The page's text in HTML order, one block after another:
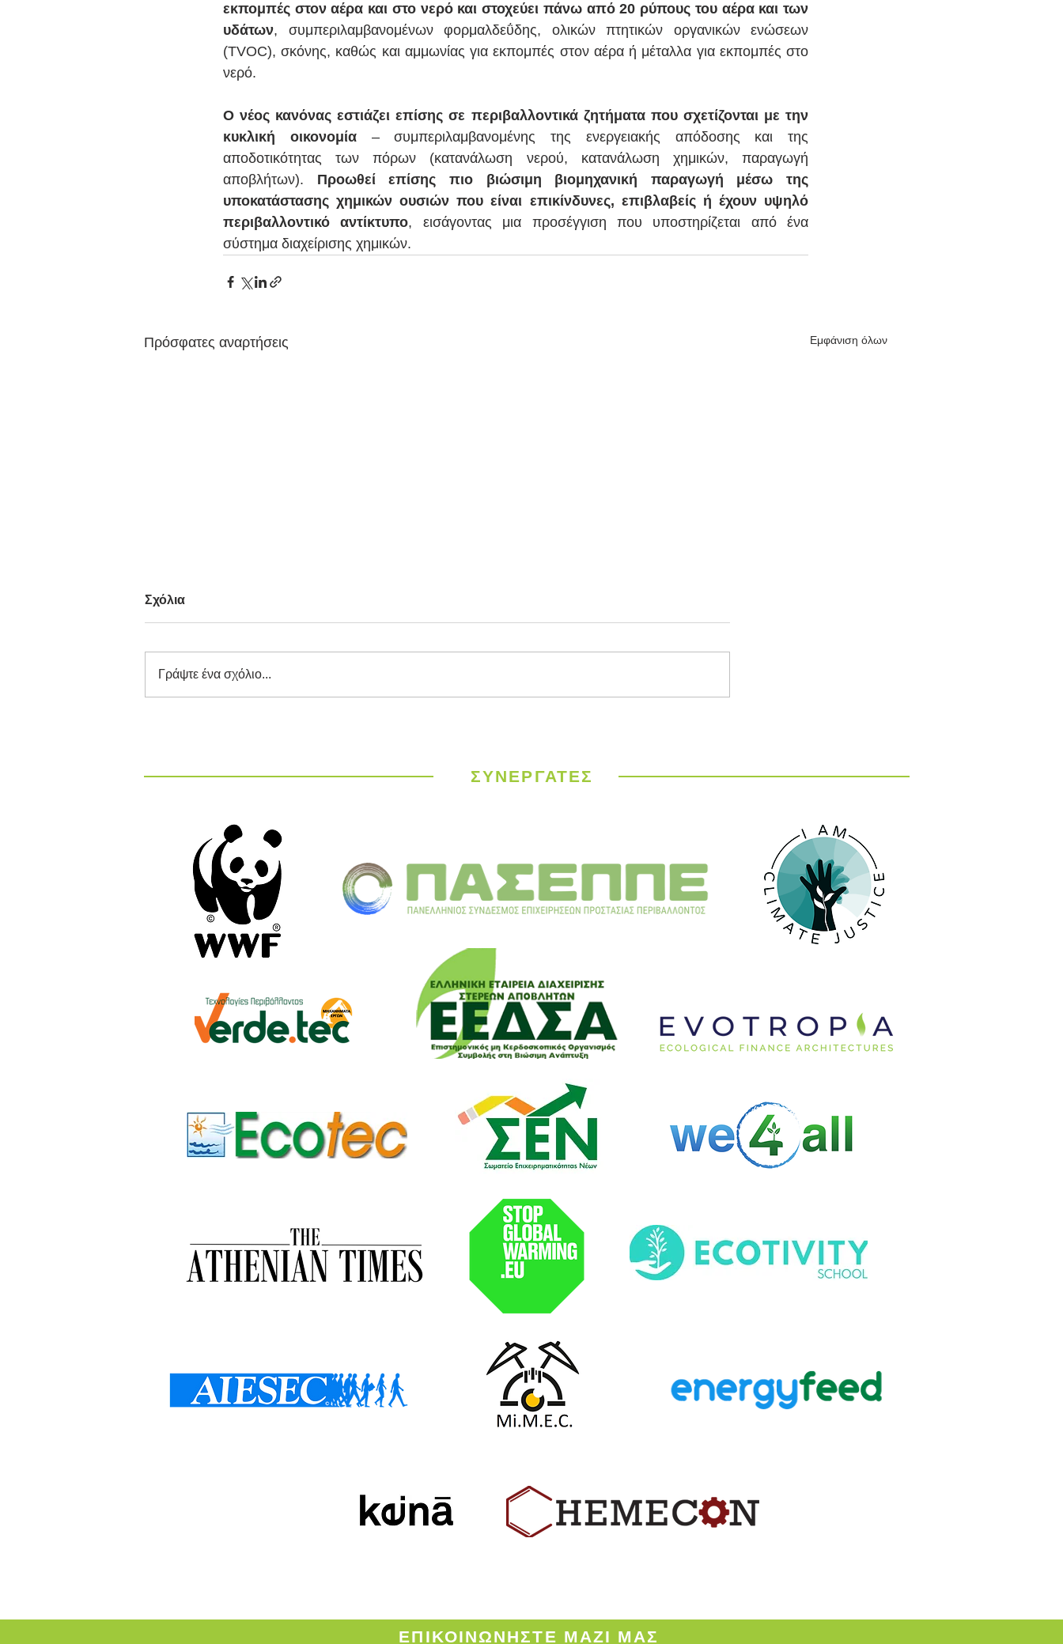
εκπομπές στον αέρα και στο νερό και στοχεύει πάνω από 20 ρύπους του αέρα και των
υδάτων, συμπεριλαμβανομένων φορμαλδεΰδης, ολικών πτητικών οργανικών ενώσεων
(TVOC), σκόνης, καθώς και αμμωνίας για εκπομπές στον αέρα ή μέταλλα για εκπομπές στο
νερό.
Ο νέος κανόνας εστιάζει επίσης σε περιβαλλοντικά ζητήματα που σχετίζονται με την
κυκλική οικονομία – συμπεριλαμβανομένης της ενεργειακής απόδοσης και της
αποδοτικότητας των πόρων (κατανάλωση νερού, κατανάλωση χημικών, παραγωγή
αποβλήτων). Προωθεί επίσης πιο βιώσιμη βιομηχανική παραγωγή μέσω της
υποκατάστασης χημικών ουσιών που είναι επικίνδυνες, επιβλαβείς ή έχουν υψηλό
περιβαλλοντικό αντίκτυπο, εισάγοντας μια προσέγγιση που υποστηρίζεται από ένα
σύστημα διαχείρισης χημικών.
Πρόσφατες αναρτήσεις Εμφάνιση όλων
καύσωνας σαρώνει την
Ευρώπη
Σχόλια
Γράψτε ένα σχόλιο...
ΣΥΝΕΡΓΑΤΕΣ
ΕΠΙΚΟΙΝΩΝΗΣΤΕ ΜΑΖΙ ΜΑΣ